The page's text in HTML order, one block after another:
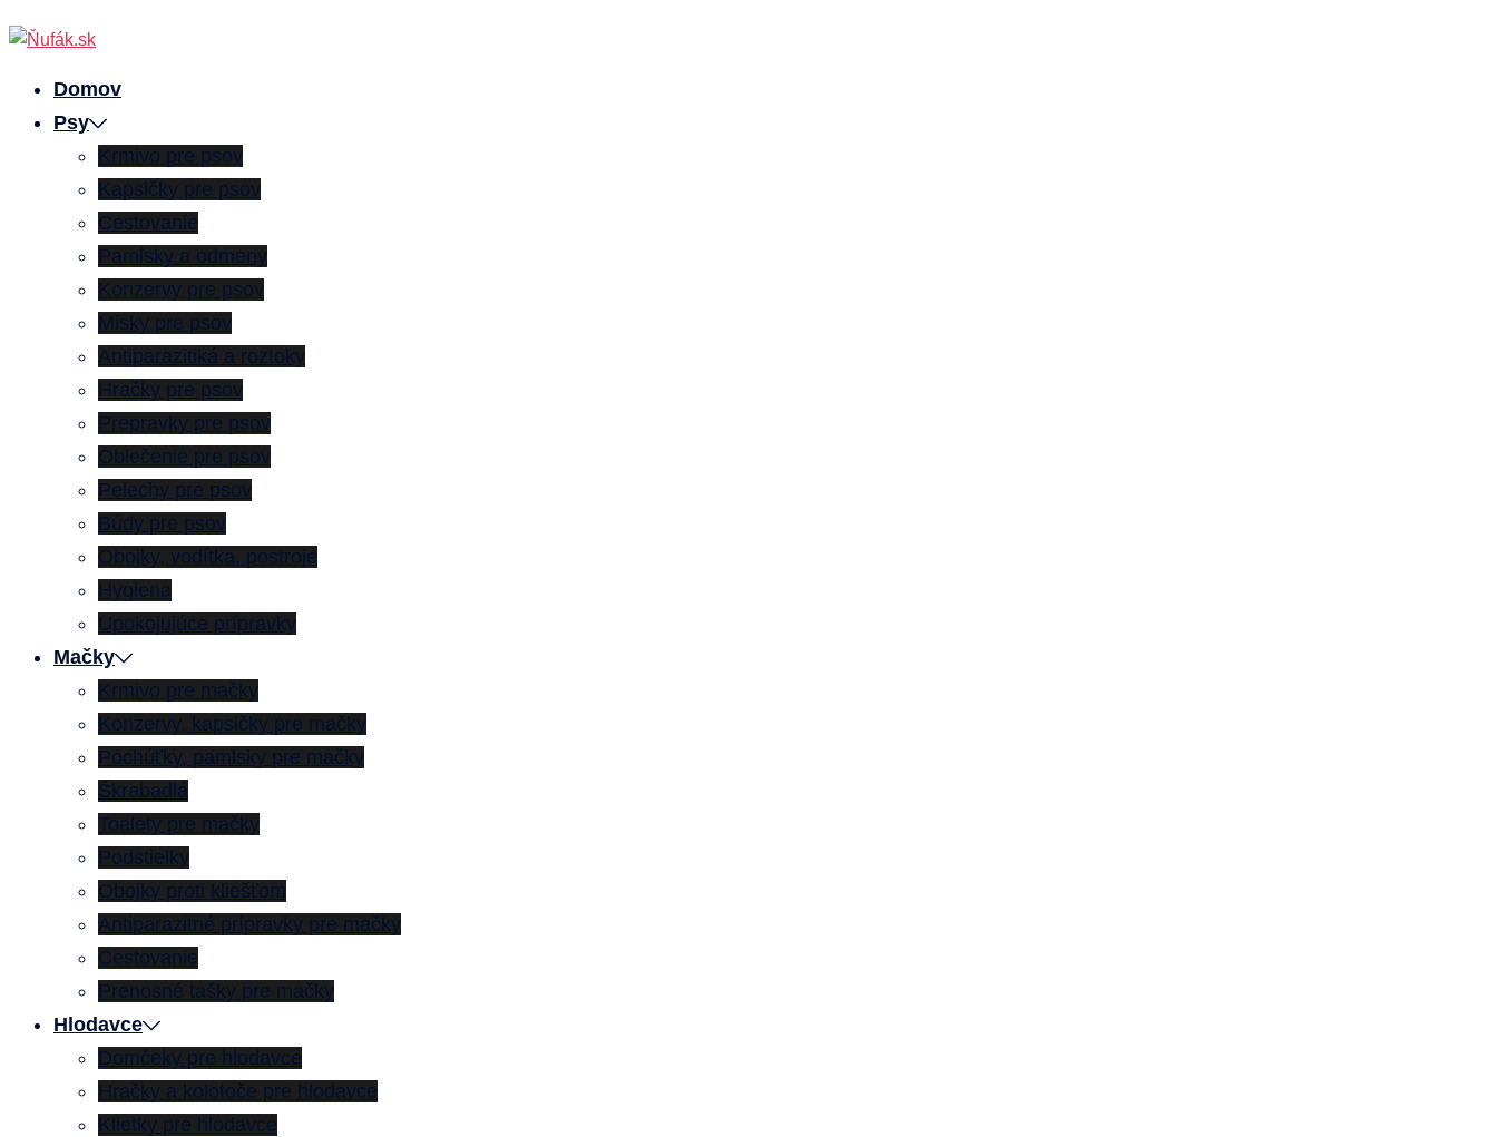
Preskočiť
na
obsahDomov
Psy
Krmivo pre psov
Kapsičky pre psov
Cestovanie
Pamlsky a odmeny
Konzervy pre psov
Misky pre psov
Antiparazitiká a roztoky
Hračky pre psov
Prepravky pre psov
Oblečenie pre psov
Pelechy pre psov
Búdy pre psov
Obojky, vodítka, postroje
Hygiena
Upokojujúce prípravky
Mačky
Krmivo pre mačky
Konzervy, kapsičky pre mačky
Pochúťky, pamlsky pre mačky
Škrabadlá
Toalety pre mačky
Podstielky
Obojky proti kliešťom
Antiparazitné prípravky pre mačky
Cestovanie
Prenosné tašky pre mačky
Hlodavce
Domčeky pre hlodavce
Hračky a kolotoče pre hlodavce
Klietky pre hlodavce